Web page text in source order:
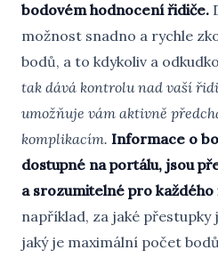
bodovém hodnocení řidiče.
možnost snadno a rychle
bodů, a to kdykoliv a
tak dává kontrolu nad vaší
umožňuje vám aktivně
komplikacím. Informace o
dostupné na portálu, jsou
a srozumitelné pro každého
například, za jaké přestupky
jaký je maximální počet